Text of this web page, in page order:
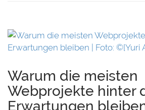
Warum die meisten
Webprojekte hinter
Erwartungen